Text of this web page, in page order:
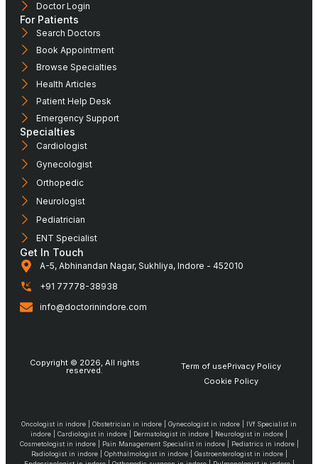
Doctor Login
For Patients
Search Doctors
Book Appointment
Browse Specialties
Health Articles
Patient Help Desk
Emergency Support
Specialties
Cardiologist
Gynecologist
Orthopedic
Neurologist
Pediatrician
ENT Specialist
Get In Touch
A-5, Abhinandan Nagar, Sukhliya, Indore - 452010
+91 77778-38938
info@doctorinindore.com
Copyright © 2026, All rights
reserved. Term of usePrivacy Policy
Cookie Policy
Oncologist in indore | Obstetrician in indore | Gynecologist in indore | IVf Specialist in
indore | Cardiologist in indore | Dermatologist in indore | Neurologist in indore |
Cosmetologist in indore | Pain Management Specialist in indore | Pediatrics in indore |
Radiologist in indore | Ophthalmologist in indore | Gastroenterologist in indore |